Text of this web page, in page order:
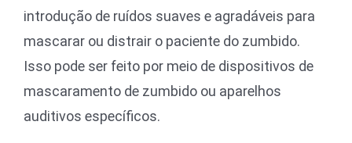
introdução de ruídos suaves e agradáveis para
mascarar ou distrair o paciente do zumbido.
Isso pode ser feito por meio de dispositivos de
mascaramento de zumbido ou aparelhos
auditivos específicos.